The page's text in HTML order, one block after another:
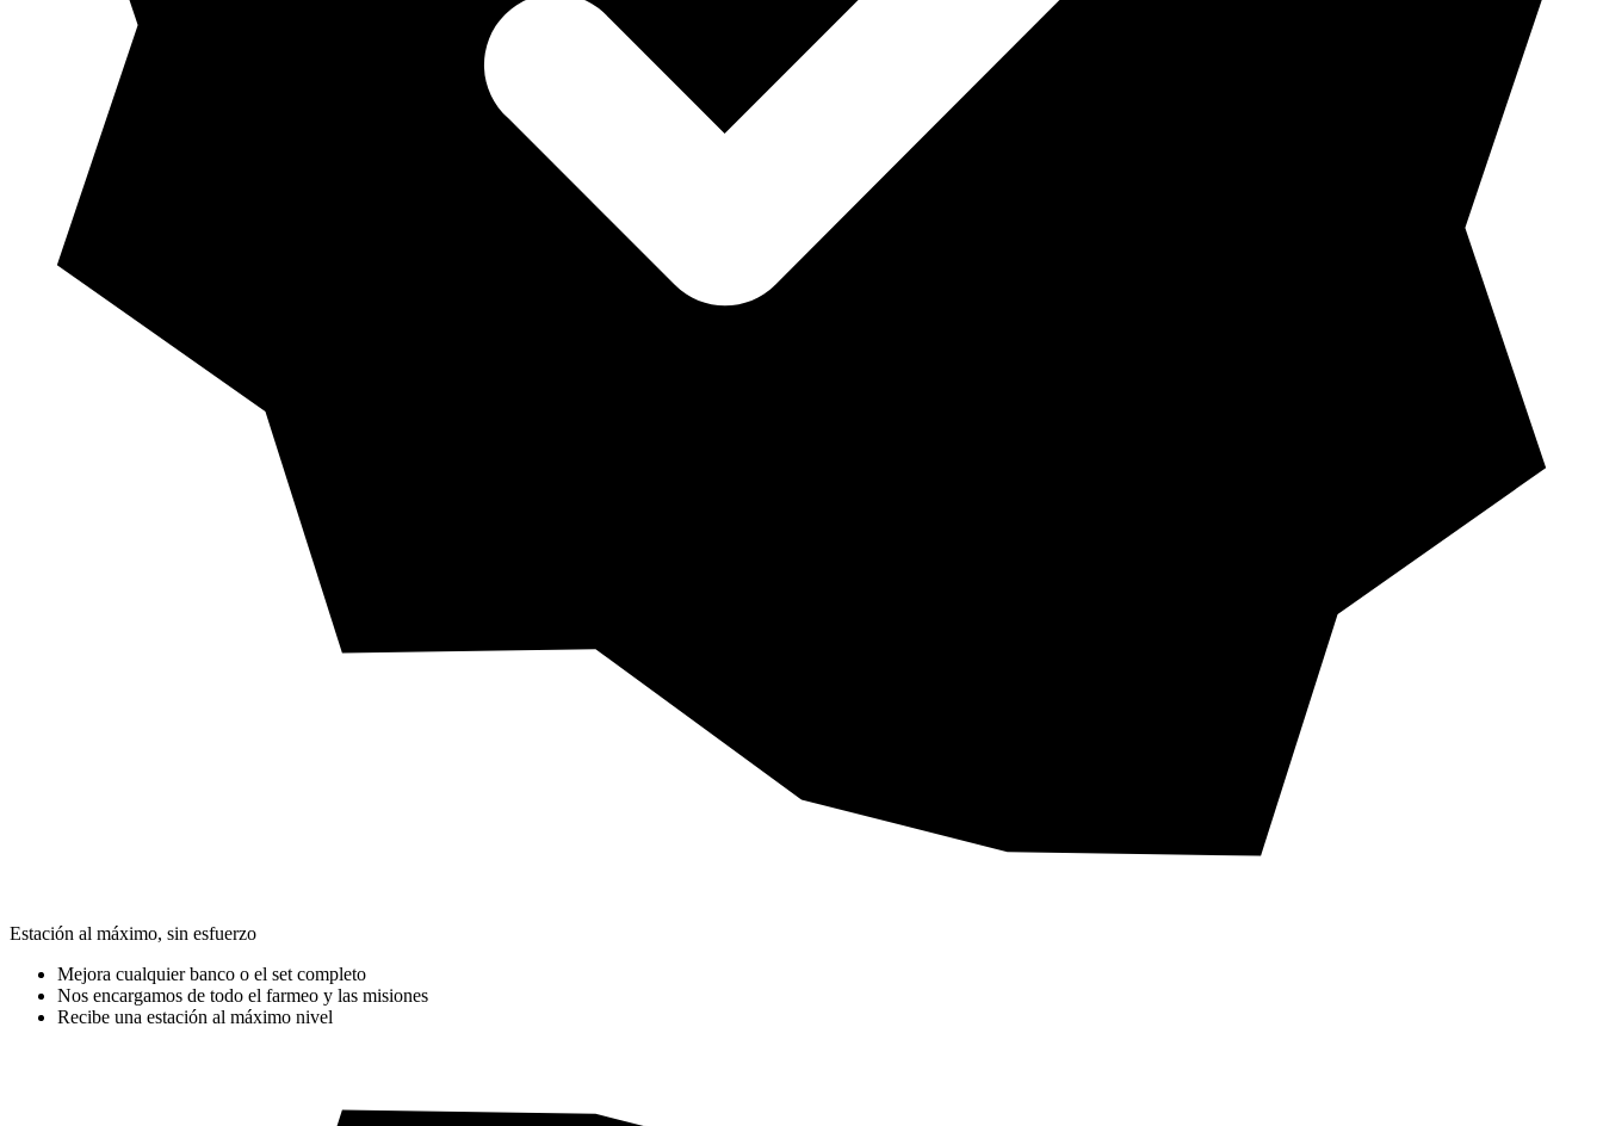
Estación al máximo, sin esfuerzo
Mejora cualquier banco o el set completo
Nos encargamos de todo el farmeo y las misiones
Recibe una estación al máximo nivel